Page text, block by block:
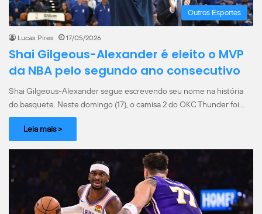
Outros Esportes
Lucas Pires 17/05/2026
Shai Gilgeous-Alexander é eleito o MVP
da NBA pelo segundo ano consecutivo
Shai Gilgeous-Alexander segue escrevendo seu nome na história
do basquete. Neste domingo (17), o camisa 2 do OKC Thunder foi…
Leia mais >